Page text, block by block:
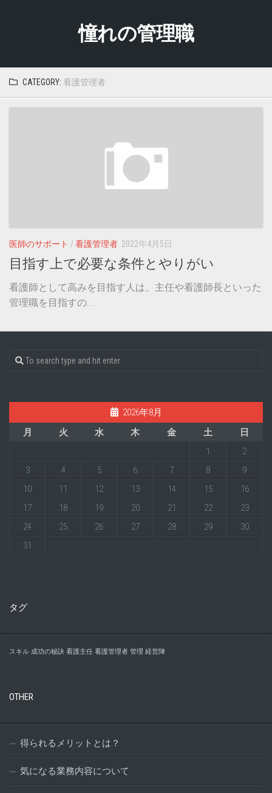
憧れの管理職
CATEGORY: 看護管理者
医師のサポート /看護管理者 2022年4月5日
目指す上で必要な条件とやりがい
看護師として高みを目指す人は、主任や看護師長といった
管理職を目指すの...
2026年8月
月
火 水 木 金 土
日
1
2
3
4 5 6 7 8
9
10
11 12 13 14 15
16
17
18 19 20 21 22
23
24
25 26 27 28 29
30
31
タグ
スキル 成功の秘訣 看護主任 看護管理者 管理 経営陣
OTHER
得られるメリットとは？
気になる業務内容について